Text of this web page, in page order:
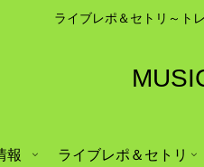
ライブレポ＆セトリ～ト
報 ライブレポ＆セトリ